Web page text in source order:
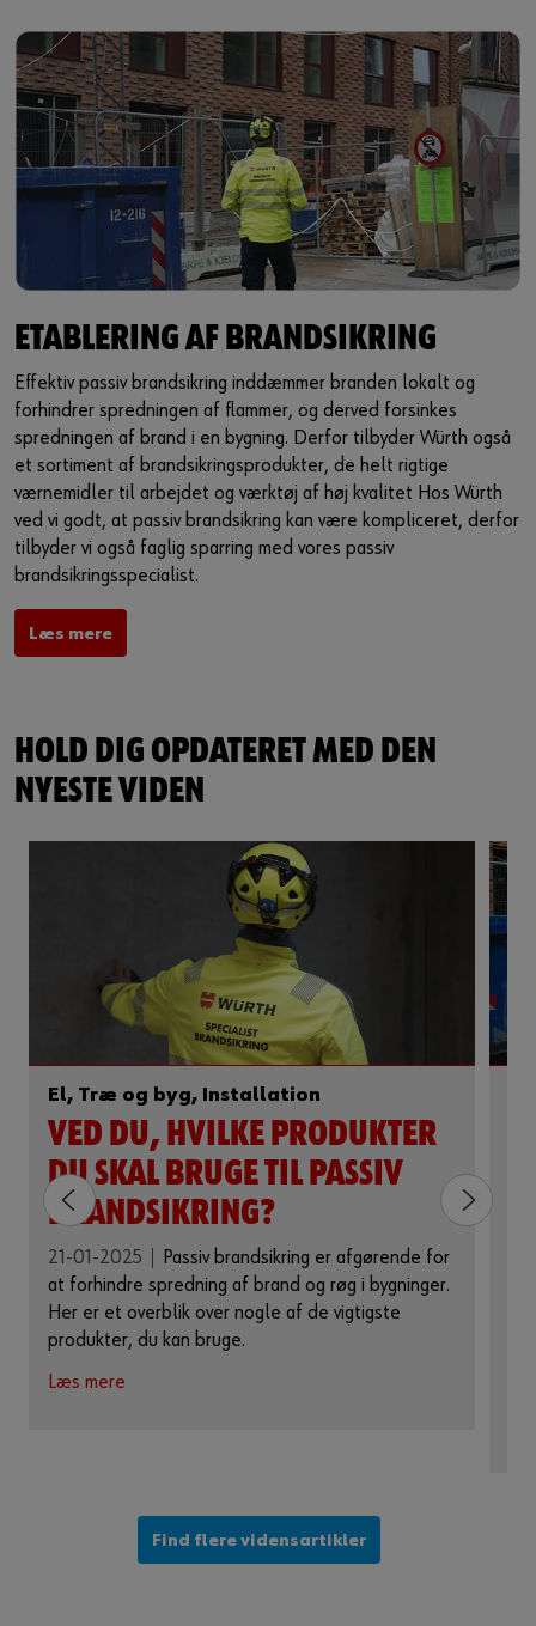
ETABLERING AF BRANDSIKRING
Effektiv passiv brandsikring inddæmmer branden lokalt og
forhindrer spredningen af flammer, og derved forsinkes
spredningen af brand i en bygning. Derfor tilbyder Würth også
et sortiment af brandsikringsprodukter, de helt rigtige
værnemidler til arbejdet og værktøj af høj kvalitet Hos Würth
ved vi godt, at passiv brandsikring kan være kompliceret, derfor
tilbyder vi også faglig sparring med vores passiv
brandsikringsspecialist.
Læs mere
HOLD DIG OPDATERET MED DEN
NYESTE VIDEN
El, Træ og byg, Installation
VED DU, HVILKE PRODUKTER
DU SKAL BRUGE TIL PASSIV
BRANDSIKRING?
21-01-2025
Passiv brandsikring er afgørende for
at forhindre spredning af brand og røg i bygninger.
Her er et overblik over nogle af de vigtigste
produkter, du kan bruge.
Læs mere
Find flere vidensartikler